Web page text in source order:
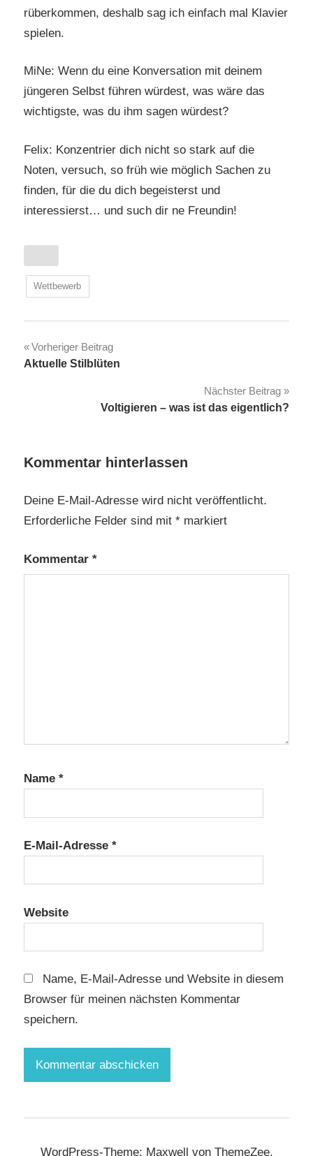
rüberkommen, deshalb sag ich einfach mal Klavier
spielen.
MiNe: Wenn du eine Konversation mit deinem
jüngeren Selbst führen würdest, was wäre das
wichtigste, was du ihm sagen würdest?
Felix: Konzentrier dich nicht so stark auf die
Noten, versuch, so früh wie möglich Sachen zu
finden, für die du dich begeisterst und
interessierst… und such dir ne Freundin!
Wettbewerb
Beitragsnavigation
Vorheriger Beitrag
Aktuelle Stilblüten
Nächster Beitrag
Voltigieren – was ist das eigentlich?
Kommentar hinterlassen
Deine E-Mail-Adresse wird nicht veröffentlicht.
Erforderliche Felder sind mit * markiert
Kommentar *
Name *
E-Mail-Adresse *
Website
Name, E-Mail-Adresse und Website in diesem
Browser für meinen nächsten Kommentar
speichern.
WordPress-Theme: Maxwell von ThemeZee.